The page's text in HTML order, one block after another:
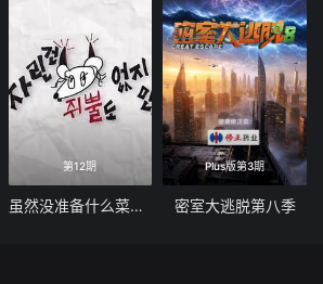
第12期
虽然没准备什么菜第四季
Plus版第3期
密室大逃脱第八季